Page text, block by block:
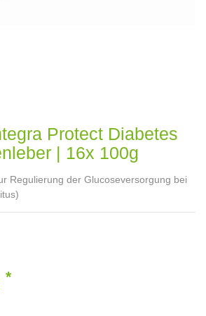
Protect Diabetes
| 16x 100g
Regulierung der Glucoseversorgung bei
*